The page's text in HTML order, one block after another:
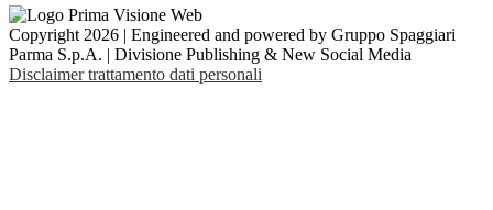
Copyright 2026 | Engineered and powered by Gruppo Spaggiari
Parma S.p.A. | Divisione Publishing & New Social Media
Disclaimer trattamento dati personali